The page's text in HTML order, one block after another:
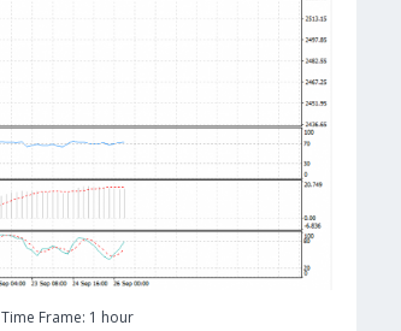
Time Frame: 1 hour